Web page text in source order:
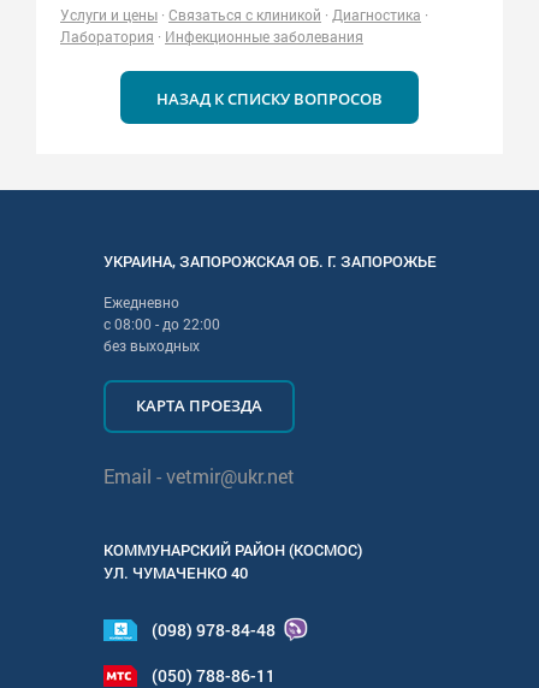
Услуги и цены · Связаться с клиникой · Диагностика ·
Лаборатория · Инфекционные заболевания
НАЗАД К СПИСКУ ВОПРОСОВ
УКРАИНА,ЗАПОРОЖСКАЯОБ. Г. ЗАПОРОЖЬЕ
Ежедневно
с08:00 - до22:00
без выходных
КАРТА ПРОЕЗДА
Email -vetmir@ukr.net
КОММУНАРСКИЙ РАЙОН (КОСМОС)
УЛ. ЧУМАЧЕНКО 40
(098) 978-84-48
(050) 788-86-11